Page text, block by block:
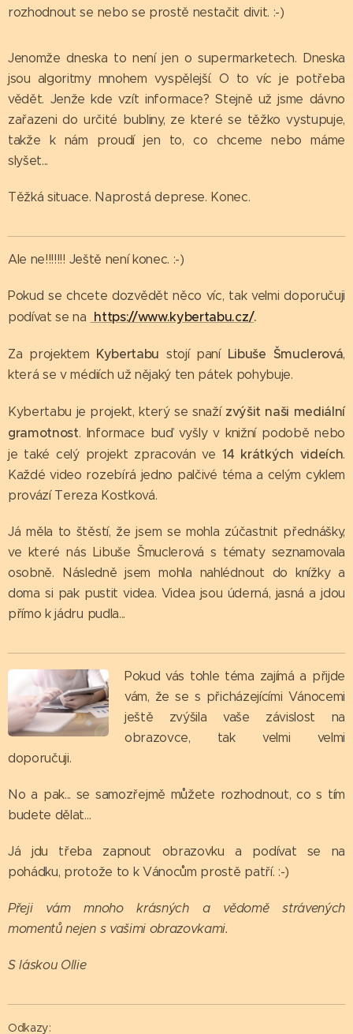
rozhodnout se nebo se prostě nestačit divit. :-)
Jenomže dneska to není jen o supermarketech. Dneska
jsou algoritmy mnohem vyspělejší. O to víc je potřeba
vědět. Jenže kde vzít informace? Stejně už jsme dávno
zařazeni do určité bubliny, ze které se těžko vystupuje,
takže k nám proudí jen to, co chceme nebo máme
slyšet...
Těžká situace. Naprostá deprese. Konec.
Ale ne!!!!!!! Ještě není konec. :-)
Pokud se chcete dozvědět něco víc, tak velmi doporučuji
podívat se na https://www.kybertabu.cz/.
Za projektem Kybertabu stojí paní Libuše Šmuclerová,
která se v médiích už nějaký ten pátek pohybuje.
Kybertabu je projekt, který se snaží zvýšit naši mediální
gramotnost. Informace buď vyšly v knižní podobě nebo
je také celý projekt zpracován ve 14 krátkých videích.
Každé video rozebírá jedno palčivé téma a celým cyklem
provází Tereza Kostková.
Já měla to štěstí, že jsem se mohla zúčastnit přednášky,
ve které nás Libuše Šmuclerová s tématy seznamovala
osobně. Následně jsem mohla nahlédnout do knížky a
doma si pak pustit videa. Videa jsou úderná, jasná a jdou
přímo k jádru pudla...
Pokud vás tohle téma zajímá a přijde
vám, že se s přicházejícími Vánocemi
ještě zvýšila vaše závislost na
obrazovce, tak velmi velmi
doporučuji.
No a pak... se samozřejmě můžete rozhodnout, co s tím
budete dělat...
Já jdu třeba zapnout obrazovku a podívat se na
pohádku, protože to k Vánocům prostě patří. :-)
Přeji vám mnoho krásných a vědomě strávených
momentů nejen s vašimi obrazovkami.
S láskou Ollie
Odkazy: